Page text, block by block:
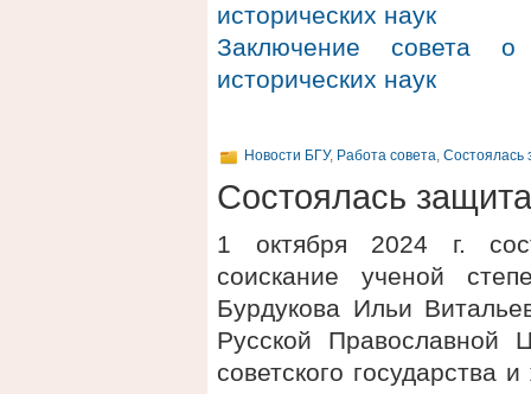
исторических наук
Заключение совета о
исторических наук
Новости БГУ, Работа совета, Состоялась
Состоялась защита
1 октября 2024 г.
соискание ученой
Бурдукова Ильи
Русской Православной
советского государства